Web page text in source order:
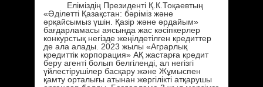
Еліміздің Президенті Қ.К.Тоқаевтың
«Әділетті Қазақстан: бәріміз және
әрқайсымыз үшін. Қазір және әрдайым»
бағдарламасы аясында жас кәсіпкерлер
конкурстық негізде жеңілдетілген кредиттер
де ала алады. 2023 жылы «Аграрлық
кредиттік корпорация» АҚ жастарға кредит
беру агенті болып белгіленді, ал негізгі
үйлестірушілер басқару және Жұмыспен
қамту орталығы атынан жергілікті атқарушы